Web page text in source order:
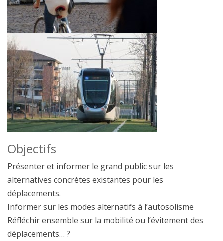
Objectifs
Présenter et informer le grand public sur les
alternatives concrètes existantes pour les
déplacements.
Informer sur les modes alternatifs à l’autosolisme
Réfléchir ensemble sur la mobilité ou l’évitement des
déplacements… ?